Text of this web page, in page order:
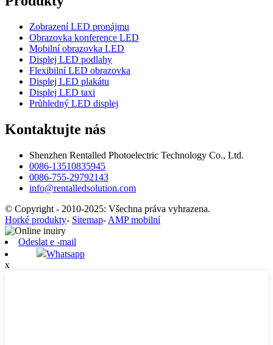
Zobrazení LED pronájmu
Obrazovka konference LED
Mobilní obrazovka LED
Displej LED podlahy
Flexibilní LED obrazovka
Displej LED plakátu
Displej LED taxi
Průhledný LED displej
Kontaktujte nás
Shenzhen Rentalled Photoelectric Technology Co., Ltd.
0086-13510835945
0086-755-29792143
info@rentalledsolution.com
© Copyright - 2010-2025: Všechna práva vyhrazena.
Horké produkty- Sitemap- AMP mobilní
Odeslat e -mail
Whatsapp
x